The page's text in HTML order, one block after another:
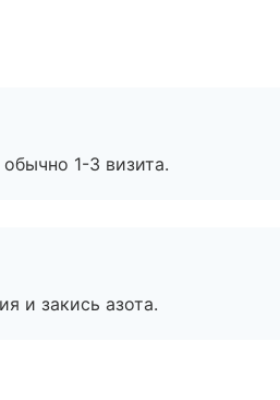
1-3 визита.
и закись азота.